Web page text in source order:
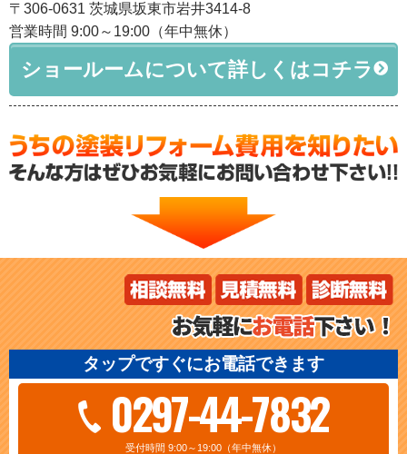
〒306-0631 茨城県坂東市岩井3414-8
営業時間 9:00～19:00（年中無休）
ショールームについて詳しくはコチラ
タップですぐにお電話できます
0297-44-7832
受付時間 9:00～19:00（年中無休）